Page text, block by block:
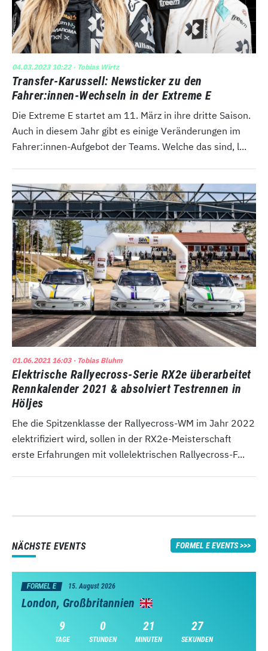
04.03.2023 10:22· Tobias Wirtz
Transfer-Karussell: Newsticker zu den
Fahrer:innen-Wechseln in der Extreme E
Die Extreme E startet am 11. März in ihre dritte Saison.
Auch in diesem Jahr gibt es einige Veränderungen im
Fahrer:innen-Aufgebot der Teams. Welche das sind, l...
01.06.2021 16:03· Tobias Bluhm
Elektrische Rallyecross-Serie RX2e überarbeitet
Rennkalender 2021 & absolviert Testrennen in
Höljes
Ehe die Spitzenklasse der Rallyecross-WM im Jahr 2022
elektrifiziert wird, sollen in der RX2e-Meisterschaft
erste Erfahrungen mit vollelektrischen Rallyecross-F...
NÄCHSTE EVENTS FORMEL E EVENTS
FORMEL E 15. August 2026
London, Großbritannien
9
TAGE
0
STUNDEN
21
MINUTEN
27
SEKUNDEN